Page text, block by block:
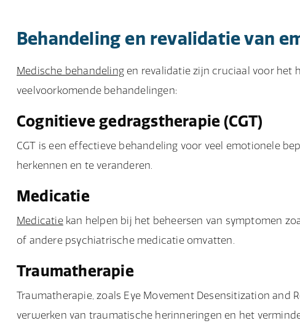
Behandeling en revalidatie van
Medische behandeling en revalidatie zijn cruciaal voor het
veelvoorkomende behandelingen:
Cognitieve gedragstherapie (CGT)
CGT is een effectieve behandeling voor veel emotionele
herkennen en te veranderen.
Medicatie
Medicatiekan helpen bij het beheersen van symptomen
of andere psychiatrische medicatie omvatten.
Traumatherapie
Traumatherapie, zoals Eye Movement Desensitization and
verwerken van traumatische herinneringen en het